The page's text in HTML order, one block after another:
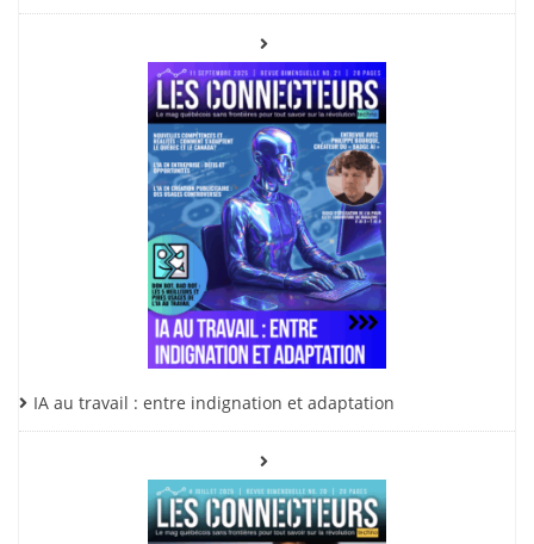
IA au travail : entre indignation et adaptation